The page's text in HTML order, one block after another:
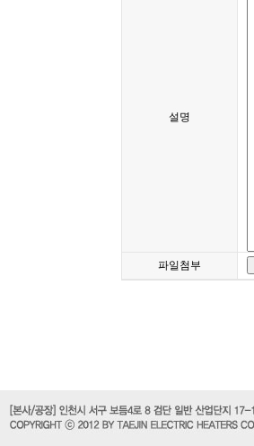
설명
파일첨부